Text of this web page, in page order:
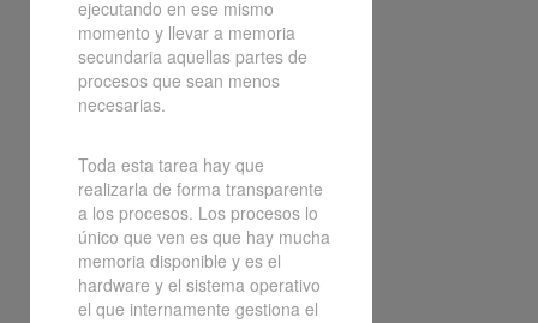
ejecutando en ese mismo
momento y llevar a memoria
secundaria aquellas partes de
procesos que sean menos
necesarias.
Toda esta tarea hay que
realizarla de forma transparente
a los procesos. Los procesos lo
único que ven es que hay mucha
memoria disponible y es el
hardware y el sistema operativo
el que internamente gestiona el